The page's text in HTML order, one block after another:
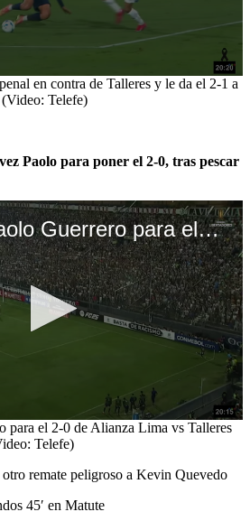
en contra de Talleres y le da el 2-1 a
Telefe)
Paolo para poner el 2-0, tras pescar
Doblete de Paolo Guerrero para el 2-0 de Alianza Lima vs Talleres por Copa Libertadores. (Video: Telefe)
para el 2-0 de Alianza Lima vs Talleres
Telefe)
remate peligroso a Kevin Quevedo
45′ en Matute